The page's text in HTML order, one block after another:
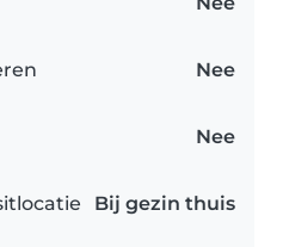
Nee
Nee
Bij gezin thuis